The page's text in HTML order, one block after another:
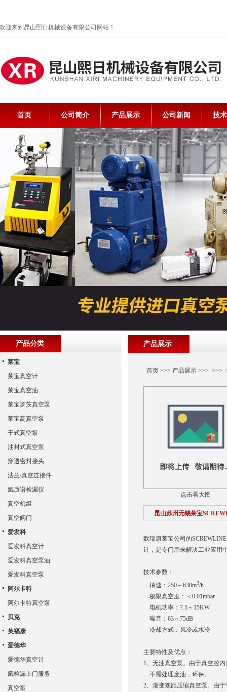
欢迎来到昆山熙日机械设备有限公司网站！
首页 公司简介 产品展示 公司新闻 技
产品展示
首页>>> 产品展示>>> >>>
点击看大图
昆山苏州无锡莱宝
欧瑞康莱宝公司的
计，是专门用来解决工业应用
技术参数：
抽速：250～630m3/h
极限真空度：＜0.01mbar
电机功率：7.5～15KW
噪音：63～75dB
冷却方式：风冷或水冷
主要特性及优点：
1、无油真空泵。由于真空腔
不需处理废油，环保。
2、渐变螺距压缩真空泵。由
产品分类
莱宝
莱宝真空计
莱宝真空油
莱宝罗茨真空泵
莱宝高真空泵
干式真空泵
油封式真空泵
穿透密封接头
法兰/真空连接件
氦质谱检漏仪
真空机组
真空阀门
爱发科
爱发科真空计
爱发科真空泵油
爱发科真空泵
阿尔卡特
阿尔卡特真空泵
贝克
英福康
爱德华
爱德华真空计
氦检漏上门服务
真空泵